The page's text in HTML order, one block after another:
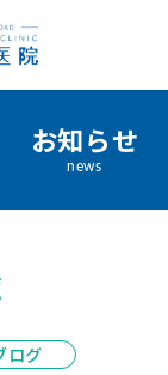
お知らせ
news
ログ
予約のお電話はこちらか
0154-25-
間）